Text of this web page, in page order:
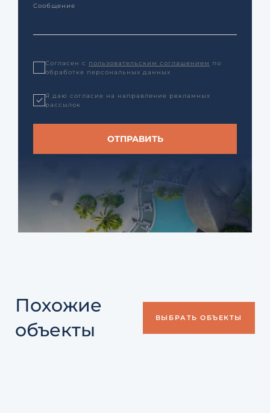
Согласен с пользовательским соглашением по
обработке персональных данных
Я даю согласие на направление рекламных
рассылок
Похожие
объекты
ВЫБРАТЬ ОБЪЕКТЫ